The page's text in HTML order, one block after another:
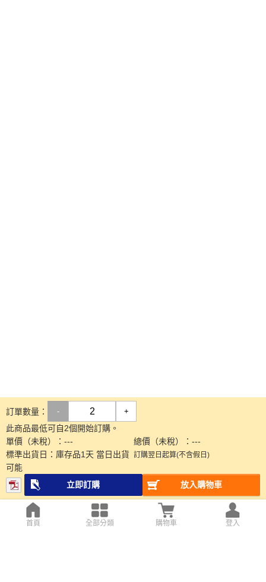
訂單數量： - +
此商品最低可自2個開始訂購。
單價（未稅）： --- 總價（未稅）： ---
標準出貨日： 庫存品1天 當日出貨
可能
訂購翌日起算(不含假日)
立即訂購 放入購物車
首頁 全部分類 購物車 登入